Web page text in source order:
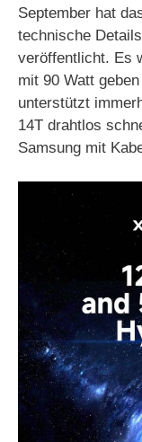
September hat
technische
veröffentlicht. Es
mit 90 Watt
unterstützt
14T drahtlos
Samsung mit